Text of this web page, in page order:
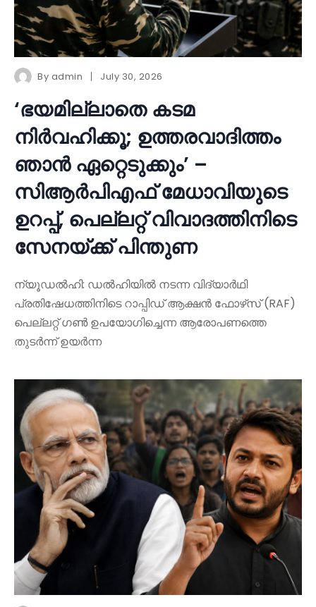
By admin July 30, 2026
‘ഭയമില്ലാതെ കടമ
നിർവഹിക്കൂ; ഉത്തരവാദിത്തം
ഞാൻ ഏറ്റെടുക്കും’ –
സിആർപിഎഫ് മേധാവിയുടെ
ഉറപ്പ്, പെല്ലറ്റ് വിവാദത്തിനിടെ
സേനയ്ക്ക് പിന്തുണ
ന്യൂഡൽഹി: ഡൽഹിയിൽ നടന്ന വിദ്യാർഥി
പ്രതിഷേധത്തിനിടെ റാപ്പിഡ് ആക്ഷൻ ഫോഴ്‌സ് (RAF)
പെല്ലറ്റ് ഗൺ ഉപയോഗിച്ചെന്ന ആരോപണത്തെ
തുടർന്ന് ഉയർന്ന